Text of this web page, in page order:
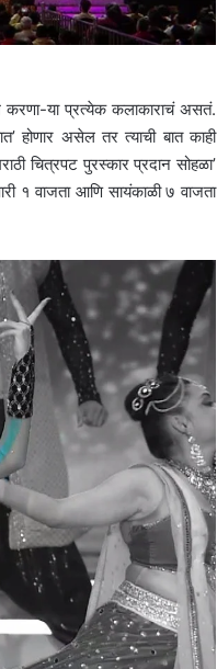
करणा-या प्रत्येक कलाकाराचं असतं.
होणार असेल तर त्याची बात काही
चित्रपट पुरस्कार प्रदान सोह‍ळा’
१ वाजता आणि सायंकाळी ७ वाजता